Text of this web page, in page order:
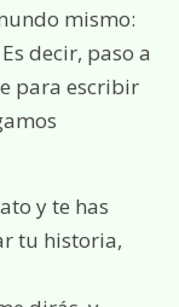
mismo:
Es decir, paso a
para escribir
y te has
tu historia,